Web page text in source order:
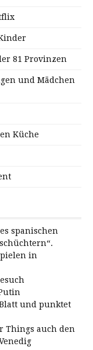
81 Provinzen
und Mädchen
Küche
spanischen
in
und punktet
Things auch den